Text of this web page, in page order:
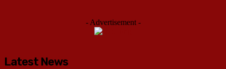
- Advertisement -
Latest News